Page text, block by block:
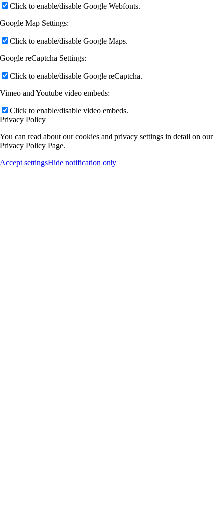
Click to enable/disable Google Webfonts.
Google Map Settings:
Click to enable/disable Google Maps.
Google reCaptcha Settings:
Click to enable/disable Google reCaptcha.
Vimeo and Youtube video embeds:
Click to enable/disable video embeds.
Privacy Policy
You can read about our cookies and privacy settings in detail on our
Privacy Policy Page.
Accept settingsHide notification only